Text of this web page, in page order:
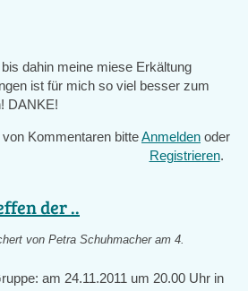
dahin meine miese Erkältung
ist für mich so viel besser zum
DANKE!
Kommentaren bitteAnmelden oder
Registrieren.
der ..
von Petra Schuhmacheram 4.
am 24.11.2011 um 20.00 Uhr in